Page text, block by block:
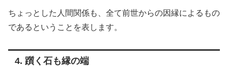
ちょっとした人間関係も、全て前世からの因縁によるもの
であるということを表します。
4. 躓く石も縁の端